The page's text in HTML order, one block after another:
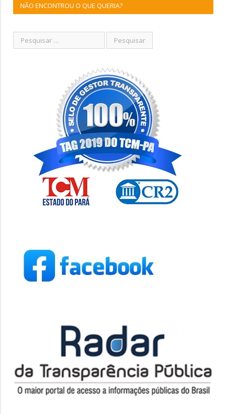
NÃO ENCONTROU O QUE QUERIA?